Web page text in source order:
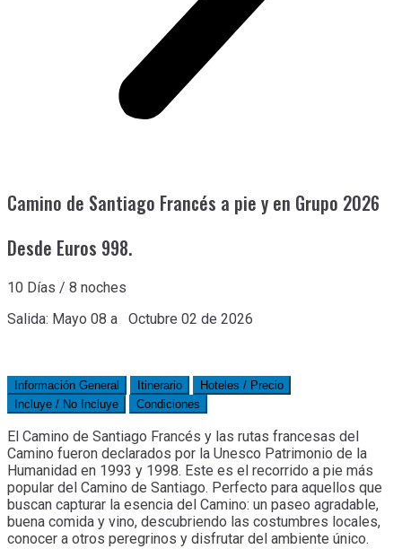
Camino de Santiago Francés a pie y en Grupo 2026
Desde Euros 998.
10 Días / 8 noches
Salida: Mayo 08 a Octubre 02 de 2026
Información General Itinerario
Hoteles / Precio
Incluye / No Incluye
Condiciones
El Camino de Santiago Francés y las rutas francesas del
Camino fueron declarados por la Unesco Patrimonio de la
Humanidad en 1993 y 1998. Este es el recorrido a pie más
popular del Camino de Santiago. Perfecto para aquellos que
buscan capturar la esencia del Camino: un paseo agradable,
buena comida y vino, descubriendo las costumbres locales,
conocer a otros peregrinos y disfrutar del ambiente único.